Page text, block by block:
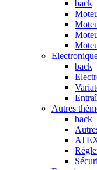
back
back
Autres
back